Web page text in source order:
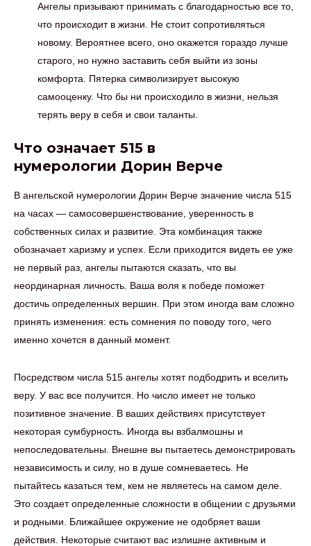
Ангелы призывают принимать с благодарностью все то,
что происходит в жизни. Не стоит сопротивляться
новому. Вероятнее всего, оно окажется гораздо лучше
старого, но нужно заставить себя выйти из зоны
комфорта. Пятерка символизирует высокую
самооценку. Что бы ни происходило в жизни, нельзя
терять веру в себя и свои таланты.
Что означает 515 в
нумерологии Дорин Верче
В ангельской нумерологии Дорин Верче значение числа 515
на часах — самосовершенствование, уверенность в
собственных силах и развитие. Эта комбинация также
обозначает харизму и успех. Если приходится видеть ее уже
не первый раз, ангелы пытаются сказать, что вы
неординарная личность. Ваша воля к победе поможет
достичь определенных вершин. При этом иногда вам сложно
принять изменения: есть сомнения по поводу того, чего
именно хочется в данный момент.
Посредством числа 515 ангелы хотят подбодрить и вселить
веру. У вас все получится. Но число имеет не только
позитивное значение. В ваших действиях присутствует
некоторая сумбурность. Иногда вы взбалмошны и
непоследовательны. Внешне вы пытаетесь демонстрировать
независимость и силу, но в душе сомневаетесь. Не
пытайтесь казаться тем, кем не являетесь на самом деле.
Это создает определенные сложности в общении с друзьями
и родными. Ближайшее окружение не одобряет ваши
действия. Некоторые считают вас излишне активным и